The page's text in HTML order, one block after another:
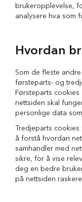
d
d
b
t
e
r
t
i
h
u
n
d
T
y
brukeropplevelse,
analysere hva som
Hvordan
Som de fleste
førsteparts- og
Førsteparts
nettsiden skal
personlige data
Tredjeparts
å forstå hvordan
samhandler med
sikre, for å vise
deg en bedre
på nettsiden